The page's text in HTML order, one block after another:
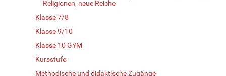
Religionen, neue Reiche
Klasse 7/8
Klasse 9/10
Klasse 10 GYM
Kursstufe
Methodische und didaktische Zugänge